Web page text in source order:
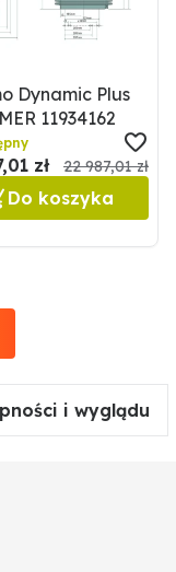
Dynamic Plus
11934162
zł 22 987,01 zł
Do koszyka
i wyglądu